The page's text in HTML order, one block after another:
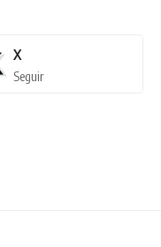
X
Seguir